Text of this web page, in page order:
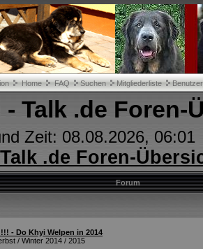
Home FAQ Suchen Mitgliederliste
- Talk .de Foren-
Zeit: 08.08.2026, 06:01
.de Foren-
Forum
- Do Khyi Welpen in 2014
/ Winter 2014 / 2015